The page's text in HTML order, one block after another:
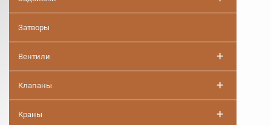
Затворы
Вентили +
Клапаны +
Краны +